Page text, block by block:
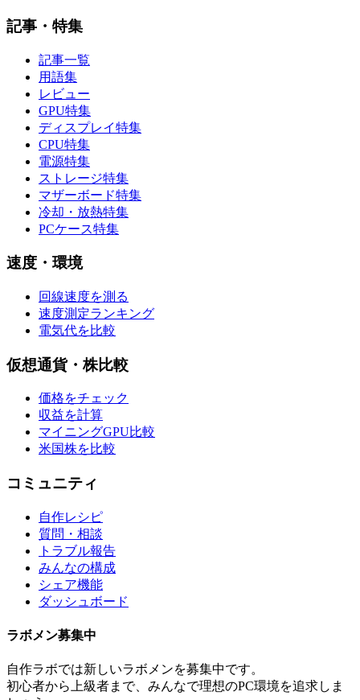
記事・特集
記事一覧
用語集
レビュー
GPU特集
ディスプレイ特集
CPU特集
電源特集
ストレージ特集
マザーボード特集
冷却・放熱特集
PCケース特集
速度・環境
回線速度を測る
速度測定ランキング
電気代を比較
仮想通貨・株比較
価格をチェック
収益を計算
マイニングGPU比較
米国株を比較
コミュニティ
自作レシピ
質問・相談
トラブル報告
みんなの構成
シェア機能
ダッシュボード
ラボメン募集中
自作ラボでは新しいラボメンを募集中です。
初心者から上級者まで、みんなで理想のPC環境を追求しま